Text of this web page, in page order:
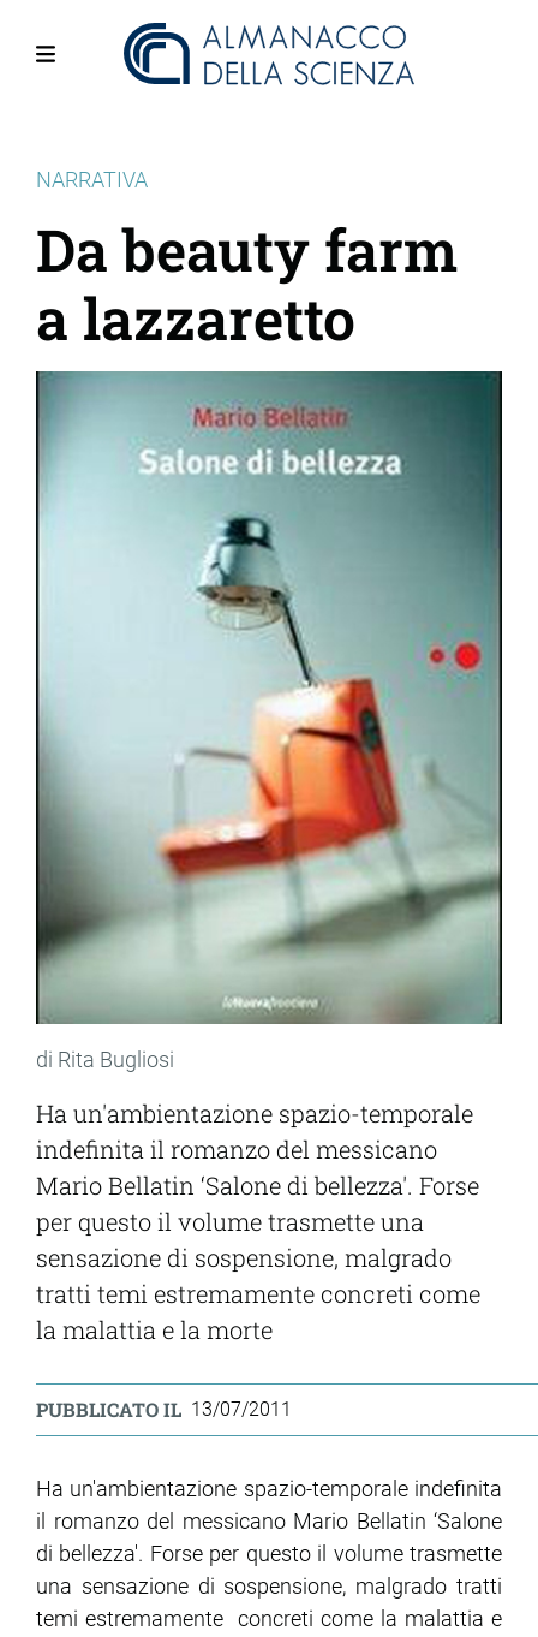
NARRATIVA
Da beauty farm
a lazzaretto
di Rita Bugliosi
Ha un'ambientazione spazio-temporale
indefinita il romanzo del messicano
Mario Bellatin ‘Salone di bellezza'. Forse
per questo il volume trasmette una
sensazione di sospensione, malgrado
tratti temi estremamente concreti come
la malattia e la morte
PUBBLICATO IL 13/07/2011
Ha un'ambientazione spazio-temporale indefinita
il romanzo del messicano Mario Bellatin ‘Salone
di bellezza'. Forse per questo il volume trasmette
una sensazione di sospensione, malgrado tratti
temi estremamente concreti come la malattia e